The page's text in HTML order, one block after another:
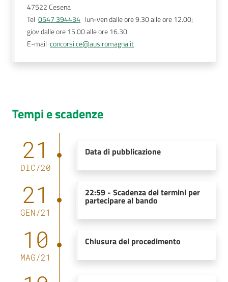
47522 Cesena
Tel 0547 394434
   lun-ven dalle ore 9.30 alle ore 12.00;
giov dalle ore 15.00 alle ore 16.30
E-mail concorsi.ce@auslromagna.it
Tempi e scadenze
21
DIC/20
Data di pubblicazione
21
GEN/21
22:59- Scadenza dei termini per
partecipare al bando
10
MAG/21
Chiusura del procedimento